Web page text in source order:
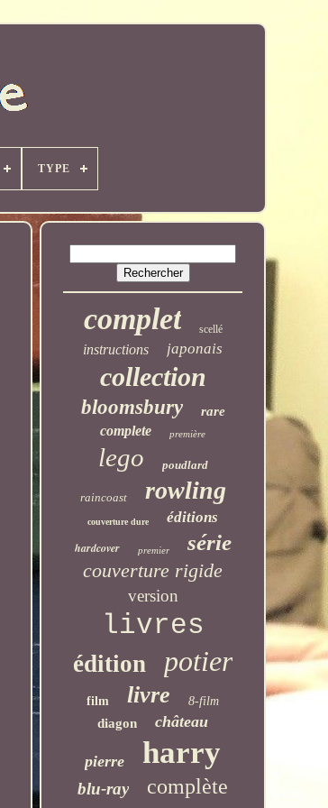
TYPE
complet scellé
instructions japonais
collection
bloomsbury rare
complete première
lego poudlard
raincoast rowling
couverture dure éditions
hardcover premier série
couverture rigide
version
livres
édition potier
film livre 8-film
diagon château
pierre harry
blu-ray complète